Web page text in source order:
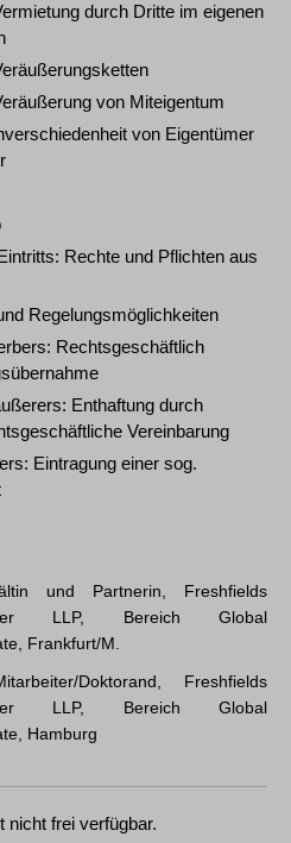
durch Dritte im eigenen
von Miteigentum
von Eigentümer
Rechte und Pflichten aus
Regelungsmöglichkeiten
Rechtsgeschäftlich
Enthaftung durch
Vereinbarung
Eintragung einer sog.
und Partnerin, Freshfields
LLP, Bereich Global
Frankfurt/M.
Doktorand, Freshfields
LLP, Bereich Global
Hamburg
nicht frei verfügbar.